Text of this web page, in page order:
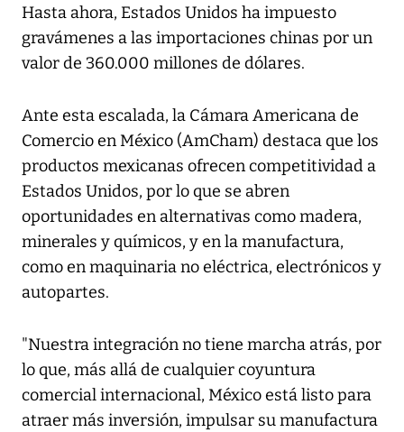
Hasta ahora, Estados Unidos ha impuesto
gravámenes a las importaciones chinas por un
valor de 360.000 millones de dólares.
Ante esta escalada, la Cámara Americana de
Comercio en México (AmCham) destaca que los
productos mexicanas ofrecen competitividad a
Estados Unidos, por lo que se abren
oportunidades en alternativas como madera,
minerales y químicos, y en la manufactura,
como en maquinaria no eléctrica, electrónicos y
autopartes.
"Nuestra integración no tiene marcha atrás, por
lo que, más allá de cualquier coyuntura
comercial internacional, México está listo para
atraer más inversión, impulsar su manufactura